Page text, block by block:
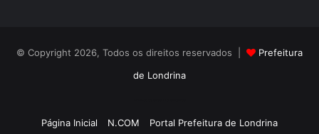
© Copyright 2026, Todos os direitos reservados |
Prefeitura
de Londrina
Página Inicial N.COM Portal Prefeitura de Londrina